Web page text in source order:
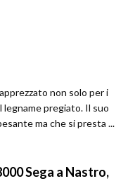
non solo per i
pregiato. Il suo
ma che si presta ...
Sega a Nastro,